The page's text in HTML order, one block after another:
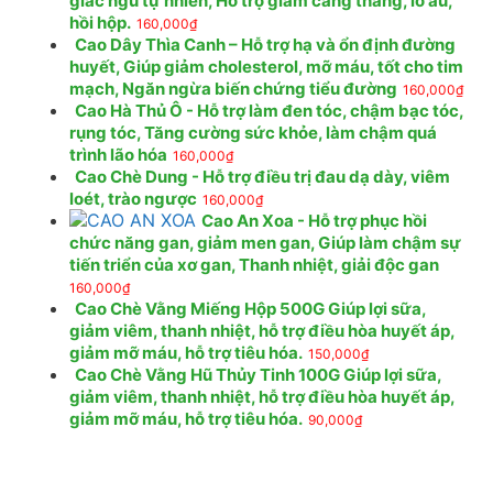
hồi hộp. 160,000₫
Cao Dây Thìa Canh – Hỗ trợ hạ và ổn định đường
huyết, Giúp giảm cholesterol, mỡ máu, tốt cho tim
mạch, Ngăn ngừa biến chứng tiểu đường 160,000₫
Cao Hà Thủ Ô - Hỗ trợ làm đen tóc, chậm bạc tóc,
rụng tóc, Tăng cường sức khỏe, làm chậm quá
trình lão hóa 160,000₫
Cao Chè Dung - Hỗ trợ điều trị đau dạ dày, viêm
loét, trào ngược 160,000₫
Cao An Xoa - Hỗ trợ phục hồi
chức năng gan, giảm men gan, Giúp làm chậm sự
tiến triển của xơ gan, Thanh nhiệt, giải độc gan
160,000₫
Cao Chè Vằng Miếng Hộp 500G Giúp lợi sữa,
giảm viêm, thanh nhiệt, hỗ trợ điều hòa huyết áp,
giảm mỡ máu, hỗ trợ tiêu hóa. 150,000₫
Cao Chè Vằng Hũ Thủy Tinh 100G Giúp lợi sữa,
giảm viêm, thanh nhiệt, hỗ trợ điều hòa huyết áp,
giảm mỡ máu, hỗ trợ tiêu hóa. 90,000₫